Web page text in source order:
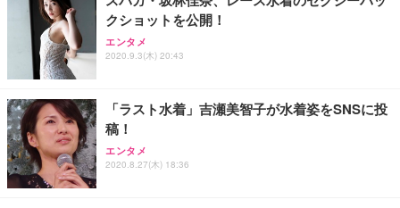
クショットを公開！
エンタメ
2020.9.3(木) 20:43
「ラスト水着」吉瀬美智子が水着姿をSNSに投
稿！
エンタメ
2020.8.27(木) 18:36